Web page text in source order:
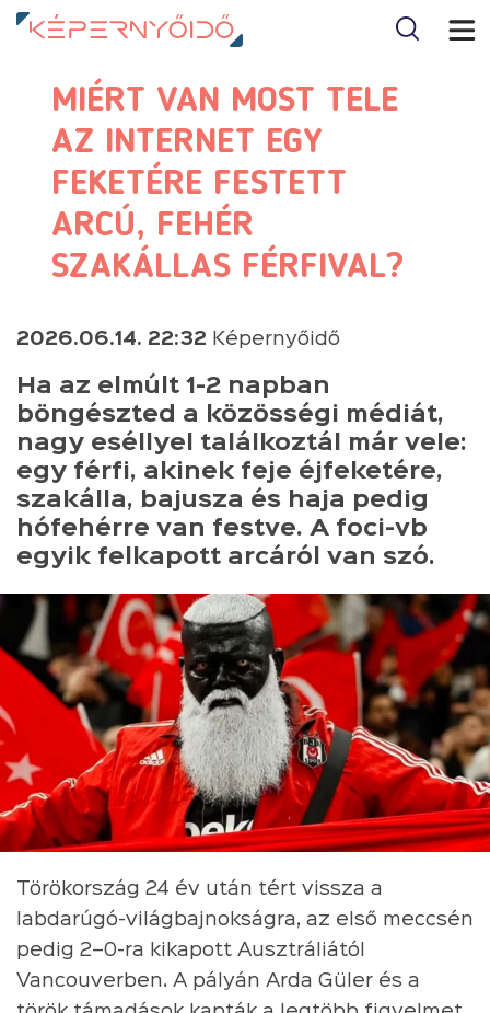
MIÉRT VAN MOST TELE
AZ INTERNET EGY
FEKETÉRE FESTETT
ARCÚ, FEHÉR
SZAKÁLLAS FÉRFIVAL?
2026.06.14. 22:32 Képernyőidő
Ha az elmúlt 1-2 napban
böngészted a közösségi médiát,
nagy eséllyel találkoztál már vele:
egy férfi, akinek feje éjfeketére,
szakálla, bajusza és haja pedig
hófehérre van festve. A foci-vb
egyik felkapott arcáról van szó.
Törökország 24 év után tért vissza a
labdarúgó-világbajnokságra, az első meccsén
pedig 2–0-ra kikapott Ausztráliától
Vancouverben. A pályán Arda Güler és a